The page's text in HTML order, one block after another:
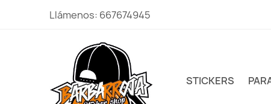
Llámenos: 667674945
STICKERS